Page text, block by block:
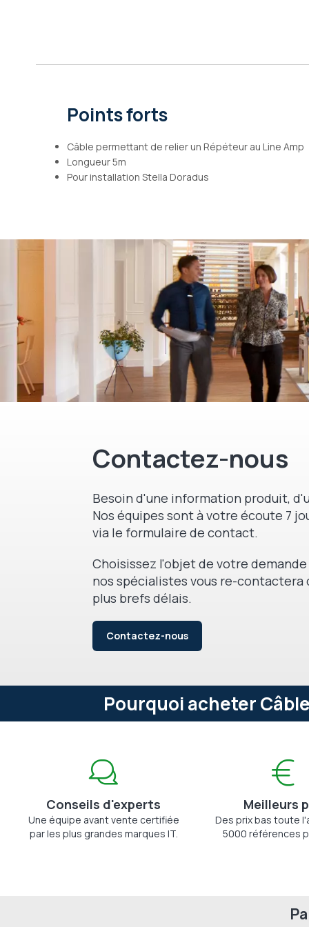
Points forts
Câble permettant de relier un Répéteur au Line Amp
Longueur 5m
Pour installation Stella Doradus
Contactez-nous
Besoin d'une information produit,
Nos équipes sont à votre écoute 7
via le formulaire de contact.
Choisissez l'objet de votre
nos spécialistes vous re-contactera
plus brefs délais.
Contactez-nous
Pourquoi acheter
Conseils d'experts
Une équipe avant vente certifiée
par les plus grandes marques IT.
Meilleurs
Des prix bas toute
5000 références